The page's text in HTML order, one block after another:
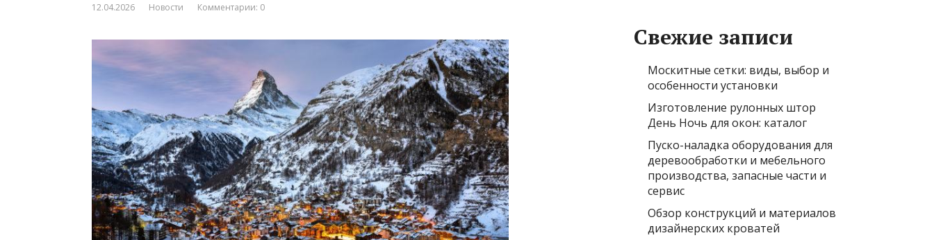
12.04.2026 Новости Комментарии: 0
Свежие записи
Москитные сетки: виды, выбор и
особенности установки
Изготовление рулонных штор
День Ночь для окон: каталог
Пуско-наладка оборудования для
деревообработки и мебельного
производства, запасные части и
сервис
Обзор конструкций и материалов
дизайнерских кроватей